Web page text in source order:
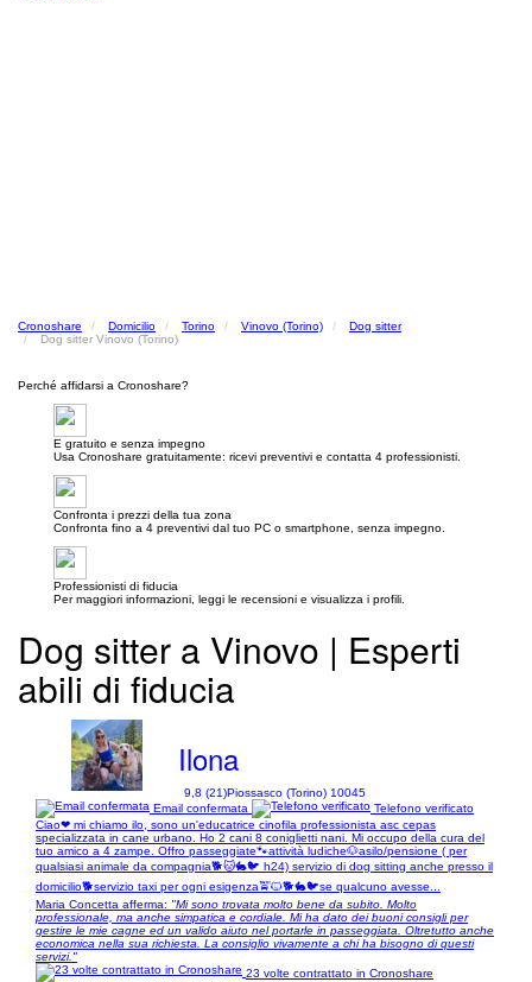
Cronoshare Domicilio Torino Vinovo (Torino)
Dog sitter
Dog sitter Vinovo (Torino)
Perché affidarsi a Cronoshare?
E gratuito e senza impegno
Usa Cronoshare gratuitamente: ricevi preventivi e contatta 4 professionisti.
Confronta i prezzi della tua zona
Confronta fino a 4 preventivi dal tuo PC o smartphone, senza impegno.
Professionisti di fiducia
Per maggiori informazioni, leggi le recensioni e visualizza i profili.
Dog sitter a Vinovo | Esperti
abili di fiducia
Ilona
9,8 (21)Piossasco (Torino) 10045
Email confermata
Telefono verificato
Ciao❤ mi chiamo ilo, sono un'educatrice cinofila professionista asc cepas
specializzata in cane urbano. Ho 2 cani 8 coniglietti nani. Mi occupo della cura del
tuo amico a 4 zampe. Offro passeggiate🐾attività ludiche🐶asilo/pensione ( per
qualsiasi animale da compagnia🐕🐱🐇🐦 h24) servizio di dog sitting anche presso il
domicilio🐕servizio taxi per ogni esigenza🚖🐱🐕🐇🐦se qualcuno avesse...
Maria Concetta afferma: "Mi sono trovata molto bene da subito. Molto
professionale, ma anche simpatica e cordiale. Mi ha dato dei buoni consigli per
gestire le mie cagne ed un valido aiuto nel portarle in passeggiata. Oltretutto anche
economica nella sua richiesta. La consiglio vivamente a chi ha bisogno di questi
servizi."
23 volte contrattato in Cronoshare